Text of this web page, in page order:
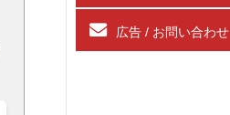
広告 / お問い合わせ